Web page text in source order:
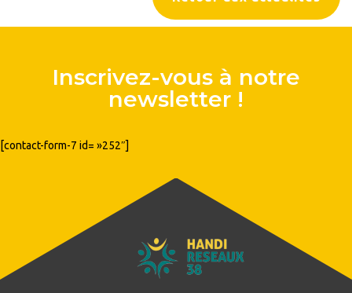
Inscrivez-vous à notre
newsletter !
[contact-form-7 id= »252″]